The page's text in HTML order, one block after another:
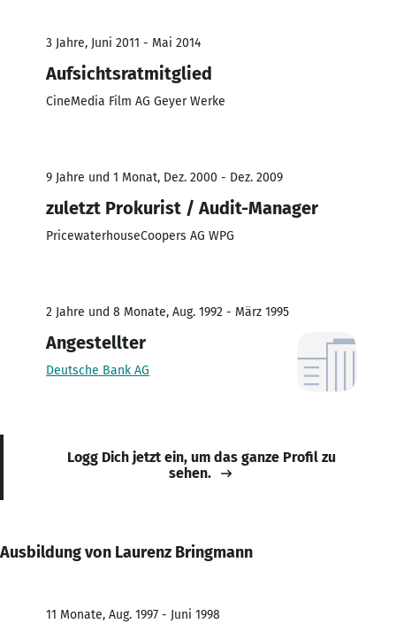
3 Jahre, Juni 2011 - Mai 2014
Aufsichtsratmitglied
CineMedia Film AG Geyer Werke
9 Jahre und 1 Monat, Dez. 2000 - Dez. 2009
zuletzt Prokurist / Audit-Manager
PricewaterhouseCoopers AG WPG
2 Jahre und 8 Monate, Aug. 1992 - März 1995
Angestellter
Deutsche Bank AG
Logg Dich jetzt ein, um das ganze Profil zu
sehen.
Ausbildung von Laurenz Bringmann
11 Monate, Aug. 1997 - Juni 1998